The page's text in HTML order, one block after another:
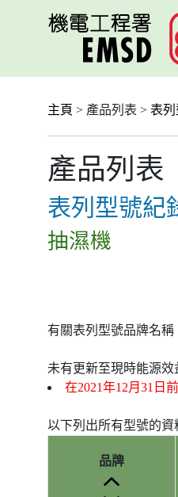
主頁 > 產品列表 > 表
產品列表
表列型號紀
抽濕機
有關表列型號品牌名稱
未有更新至現時能源效
在2021年12月31日
以下列出所有型號的資
品牌